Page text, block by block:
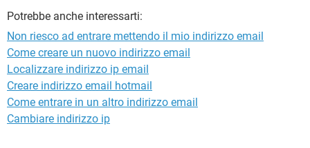
Potrebbe anche interessarti:
Non riesco ad entrare mettendo il mio indirizzo email
Come creare un nuovo indirizzo email
Localizzare indirizzo ip email
Creare indirizzo email hotmail
Come entrare in un altro indirizzo email
Cambiare indirizzo ip